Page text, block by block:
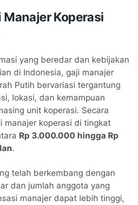
Manajer Koperasi
yang beredar dan kebijakan
di Indonesia, gaji manajer
Putih bervariasi tergantung
lokasi, dan kemampuan
unit koperasi. Secara
manajer koperasi di tingkat
Rp 3.000.000 hingga Rp
.
telah berkembang dengan
dan jumlah anggota yang
manajer dapat lebih tinggi,